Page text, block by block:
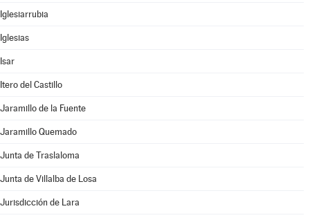
Iglesiarrubia
Iglesias
Isar
Itero del Castillo
Jaramillo de la Fuente
Jaramillo Quemado
Junta de Traslaloma
Junta de Villalba de Losa
Jurisdicción de Lara